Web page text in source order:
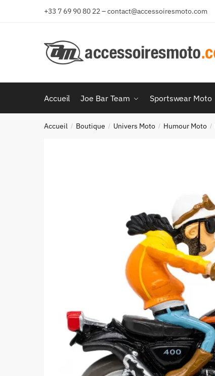
+33 7 69 90 80 22 – contact@accessoiresmoto.com
Accueil Joe Bar Team Sportswear Moto
Accueil / Boutique / Univers Moto / Humour Moto /